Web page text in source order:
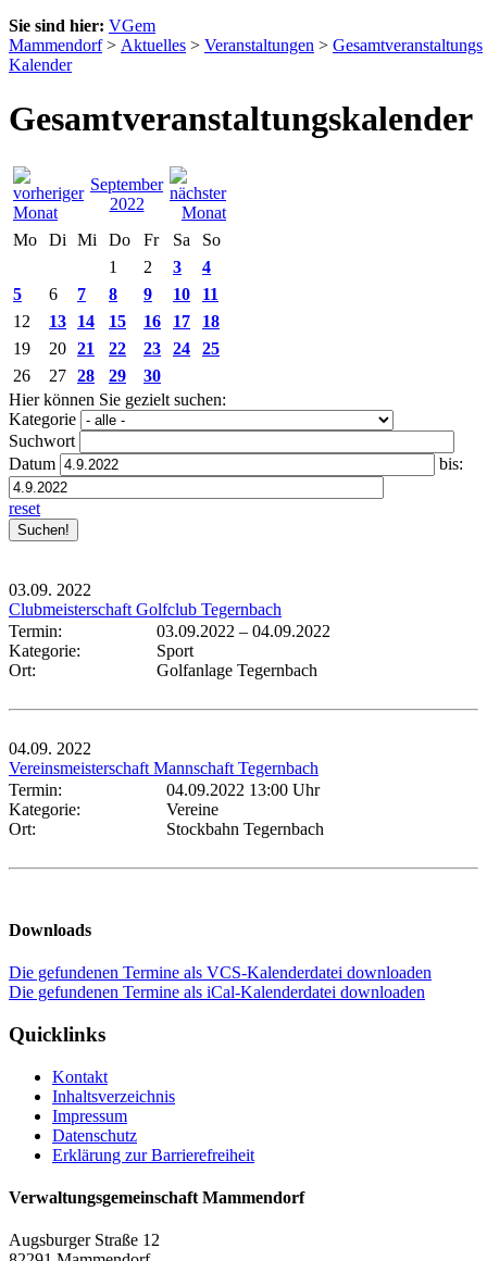
Sie sind hier: VGem
Mammendorf> Aktuelles > Veranstaltungen > Gesamtveranstaltungs
Kalender
Gesamtveranstaltungskalender
September
2022
Mo
Di Mi Do Fr Sa
So
1
2 3
4
5
6 7 8 9 10
11
12
13 14 15 16 17
18
19
20 21 22 23 24
25
26
27 28 29
30
Hier können Sie gezielt suchen:
Kategorie
Suchwort
Datum
bis:
reset
03.09. 2022
Clubmeisterschaft Golfclub Tegernbach
Termin:
03.09.2022 – 04.09.2022
Kategorie:
Sport
Ort:
Golfanlage Tegernbach
04.09. 2022
Vereinsmeisterschaft Mannschaft Tegernbach
Termin:
04.09.2022 13:00 Uhr
Kategorie:
Vereine
Ort:
Stockbahn Tegernbach
Downloads
Die gefundenen Termine als VCS-Kalenderdatei downloaden
Die gefundenen Termine als iCal-Kalenderdatei downloaden
Quicklinks
Kontakt
Inhaltsverzeichnis
Impressum
Datenschutz
Erklärung zur Barrierefreiheit
Verwaltungsgemeinschaft Mammendorf
Augsburger Straße 12